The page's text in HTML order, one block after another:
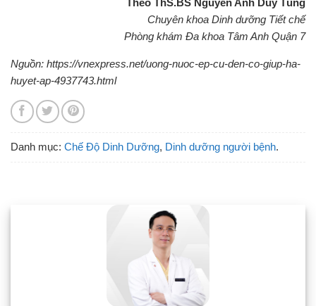
Theo ThS.BS Nguyễn Anh Duy Tùng
Chuyên khoa Dinh dưỡng Tiết chế
Phòng khám Đa khoa Tâm Anh Quận 7
Nguồn: https://vnexpress.net/uong-nuoc-ep-cu-den-co-giup-ha-
huyet-ap-4937743.html
Danh mục: Chế Độ Dinh Dưỡng, Dinh dưỡng người bệnh.